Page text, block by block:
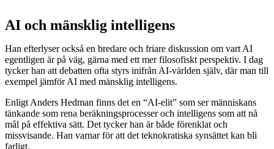
AI och mänsklig intelligens
Han efterlyser också en bredare och friare diskussion om vart AI
egentligen är på väg, gärna med ett mer filosofiskt perspektiv. I dag
tycker han att debatten ofta styrs inifrån AI-världen själv, där man till
exempel jämför AI med mänsklig intelligens.
Enligt Anders Hedman finns det en “AI-elit” som ser människans
tänkande som rena beräkningsprocesser och intelligens som att nå
mål på effektiva sätt. Det tycker han är både förenklat och
missvisande. Han varnar för att det teknokratiska synsättet kan bli
farligt.